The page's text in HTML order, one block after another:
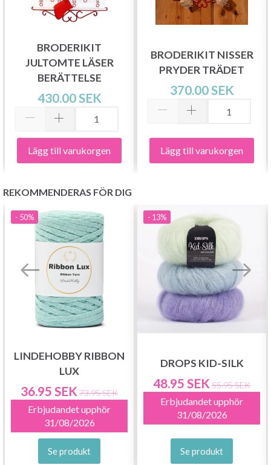
BRODERIKIT
JULTOMTE LÄSER
BERÄTTELSE
430.00 SEK
Lägg till varukorgen
BRODERIKIT NISSER
PRYDER TRÄDET
370.00 SEK
Lägg till varukorgen
REKOMMENDERAS FÖR DIG
- 50%
LINDEHOBBY RIBBON
LUX
36.95 SEK 73.95 SEK
Erbjudandet upphör
31/08/2026
Se produkt
- 13%
DROPS KID-SILK
48.95 SEK 55.95 SEK
Erbjudandet upphör
31/08/2026
Se produkt
stickmönster och specialerbjudanden!